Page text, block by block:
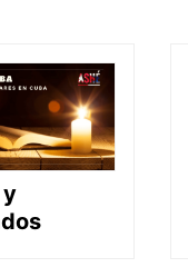
y